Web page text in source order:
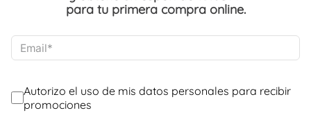
para tu primera compra online.